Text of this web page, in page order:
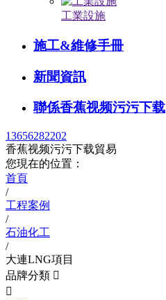
工業設施
施工&維修手冊
新聞資訊
聯係香蕉视频污污下载
13656282202
香蕉视频污污下载貿易
您現在的位置：
首頁
/
工程案例
/
石油化工
/
大連LNG項目
品牌分類 
